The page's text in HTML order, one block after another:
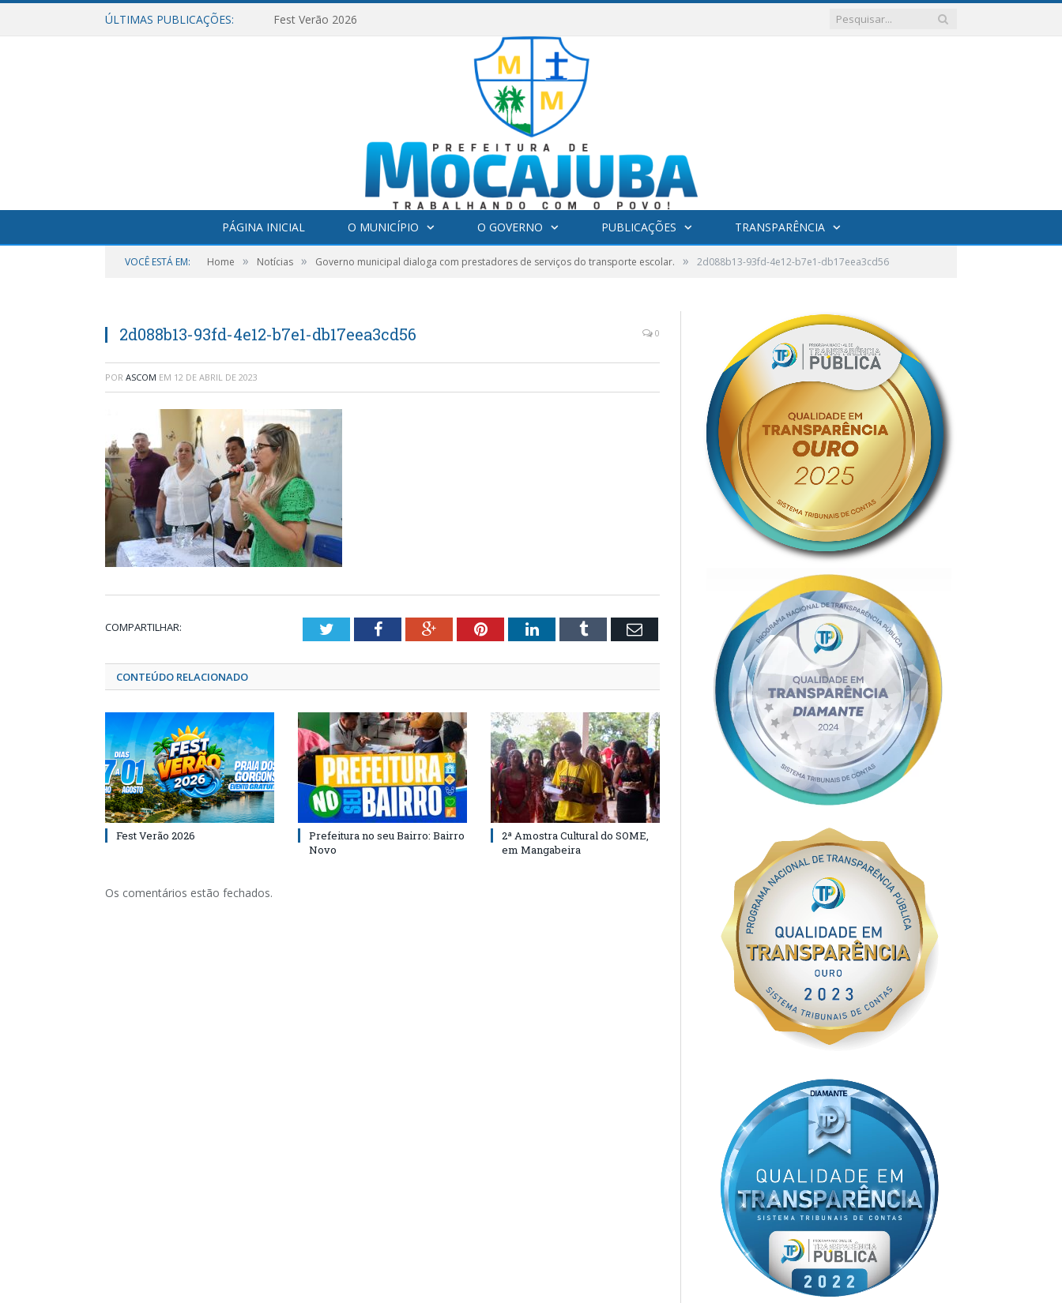
ÚLTIMAS PUBLICAÇÕES: Fest Verão 2026
PÁGINA INICIAL O MUNICÍPIO O GOVERNO PUBLICAÇÕES TRANSPARÊNCIA
VOCÊ ESTÁ EM: Home » Notícias » Governo municipal dialoga com prestadores de serviços do transporte escolar. » 2d088b13-93fd-4e12-b7e1-db17eea3cd56
2d088b13-93fd-4e12-b7e1-db17eea3cd56 0
POR ASCOM EM 12 DE ABRIL DE 2023
COMPARTILHAR: TwitterFacebookGoogle+PinterestLinkedInTumblr Email
CONTEÚDO RELACIONADO
Fest Verão 2026
Prefeitura no seu Bairro: Bairro
Novo
2ª Amostra Cultural do SOME,
em Mangabeira
Os comentários estão fechados.